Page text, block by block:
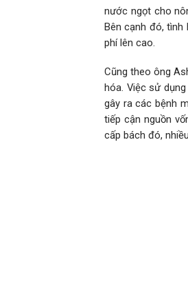
nước ngọt cho
Bên cạnh đó, tình
phí lên cao.
Cũng theo ông
hóa. Việc sử
gây ra các bệnh
tiếp cận nguồn
cấp bách đó,